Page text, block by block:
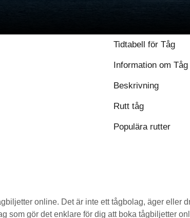
Tidtabell för Tåg
Information om Tåg
Beskrivning
Rutt tåg
Populära rutter
online. Det är inte ett tågbolag, äger eller
som gör det enklare för dig att boka tågbiljetter